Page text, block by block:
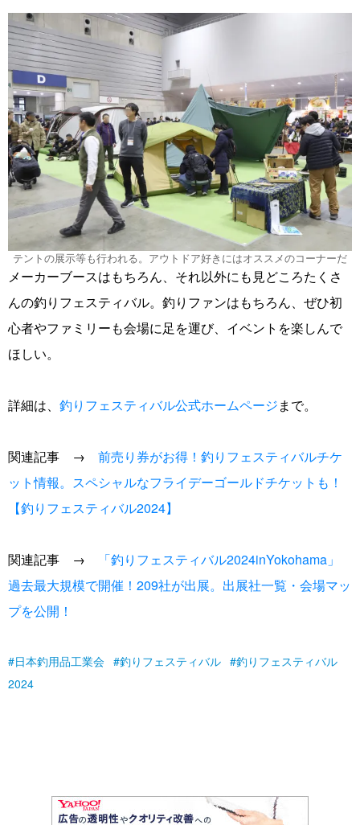
テントの展示等も行われる。アウトドア好きにはオススメのコーナーだ
メーカーブースはもちろん、それ以外にも見どころたくさ
んの釣りフェスティバル。釣りファンはもちろん、ぜひ初
心者やファミリーも会場に足を運び、イベントを楽しんで
ほしい。
詳細は、 釣りフェスティバル公式ホームページまで。
関連記事 → 前売り券がお得！釣りフェスティバルチケ
ット情報。スペシャルなフライデーゴールドチケットも！
【釣りフェスティバル2024】
関連記事 →
「釣りフェスティバル2024inYokohama」
過去最大規模で開催！209社が出展。出展社一覧・会場マッ
プを公開！
日本釣用品工業会 釣りフェスティバル
釣りフェスティバル
2024